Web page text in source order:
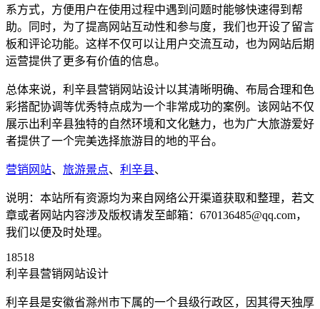
系方式，方便用户在使用过程中遇到问题时能够快速得到帮
助。同时，为了提高网站互动性和参与度，我们也开设了留言
板和评论功能。这样不仅可以让用户交流互动，也为网站后期
运营提供了更多有价值的信息。
总体来说，利辛县营销网站设计以其清晰明确、布局合理和色
彩搭配协调等优秀特点成为一个非常成功的案例。该网站不仅
展示出利辛县独特的自然环境和文化魅力，也为广大旅游爱好
者提供了一个完美选择旅游目的地的平台。
营销网站、 旅游景点、 利辛县、
说明：本站所有资源均为来自网络公开渠道获取和整理，若文
章或者网站内容涉及版权请发至邮箱：670136485@qq.com，
我们以便及时处理。
18518
利辛县营销网站设计
利辛县是安徽省滁州市下属的一个县级行政区，因其得天独厚